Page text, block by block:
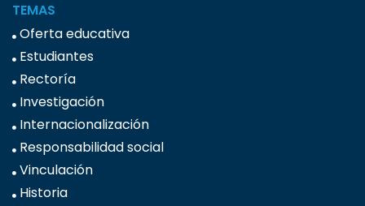
TEMAS
Oferta educativa
Estudiantes
Rectoría
Investigación
Internacionalización
Responsabilidad social
Vinculación
Historia